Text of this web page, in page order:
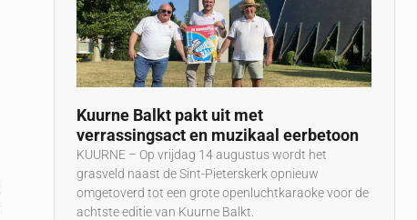
Kuurne Balkt pakt uit met
verrassingsact en muzikaal eerbetoon
KUURNE – Op vrijdag 14 augustus wordt het
grasveld naast de Sint-Pieterskerk opnieuw
omgetoverd tot een grote openluchtkaraoke voor de
achtste editie van Kuurne Balkt.